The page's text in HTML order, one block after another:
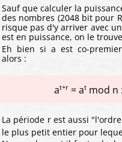
Sauf que calculer la
des nombres (2048 bit pour
risque pas d'y arriver avec
est en puissance, on le
Eh bien si a est co-
alors :
at+r= atmod n
La période r est aussi
le plus petit entier pour